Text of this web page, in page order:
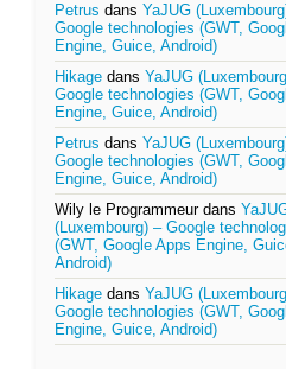
Petrus dans YaJUG
Google technologies (GWT,
Engine, Guice, Android)
Hikage dans YaJUG
Google technologies (GWT,
Engine, Guice, Android)
Petrus dans YaJUG
Google technologies (GWT,
Engine, Guice, Android)
Wily le Programmeurdans
(Luxembourg) – Google
(GWT, Google Apps Engine,
Android)
Hikage dans YaJUG
Google technologies (GWT,
Engine, Guice, Android)